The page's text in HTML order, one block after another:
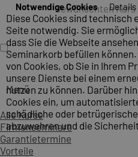
Menü
Alle Kurse
Firmenseminare
Garantietermine
Vorteile
Notwendige Cookies Details
Diese Cookies sind technisch
Seite notwendig. Sie
dass Sie die Webseite
Seminarkorb befüllen
von Cookies, ob Sie in Ihrem
unsere Dienste bei einem
nutzen zu können. Darüber
Cookies ein, um
schädliche oder
abzuwehren und die